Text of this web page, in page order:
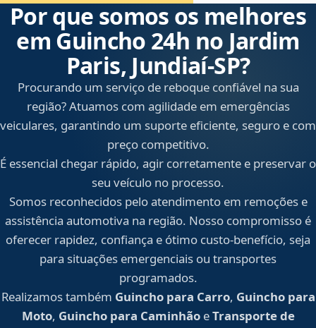
Por que somos os melhores
em Guincho 24h no Jardim
Paris, Jundiaí‑SP?
Procurando um serviço de reboque confiável na sua
região? Atuamos com agilidade em emergências
veiculares, garantindo um suporte eficiente, seguro e com
preço competitivo.
É essencial chegar rápido, agir corretamente e preservar o
seu veículo no processo.
Somos reconhecidos pelo atendimento em remoções e
assistência automotiva na região. Nosso compromisso é
oferecer rapidez, confiança e ótimo custo-benefício, seja
para situações emergenciais ou transportes
programados.
Realizamos também Guincho para Carro, Guincho para
Moto, Guincho para CaminhãoeTransporte de